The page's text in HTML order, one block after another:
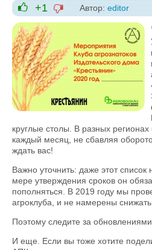
+1
+1
-1
Автор: editor
круглые столы. В разных
каждый месяц, не сбавляя
ждать вас!
Важно уточнить: даже этот
мере утверждения сроков он
пополняться. В 2019 году мы
агроклуба, и не намерены снижать
Поэтому следите за
И еще. Если вы тоже хотите